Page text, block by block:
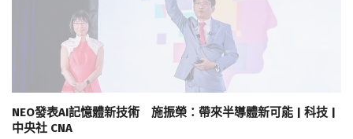
NEO發表AI記憶體新技術 施振榮：帶來半導體新可能 | 科技 |
中央社 CNA